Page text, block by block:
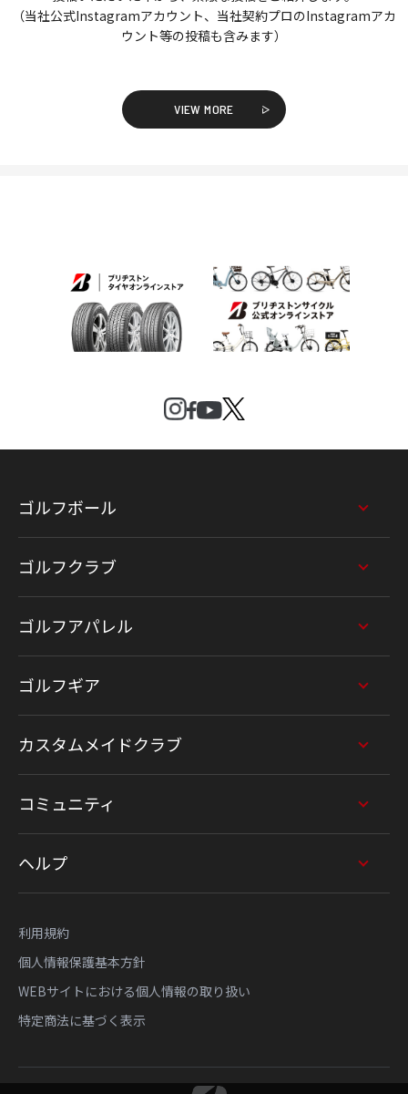
（当社公式Instagramアカウント、当社契約プロのInstagramアカ
ウント等の投稿も含みます）
VIEW MORE
ゴルフボール
ゴルフクラブ
ゴルフアパレル
ゴルフギア
カスタムメイドクラブ
コミュニティ
ヘルプ
利用規約
個人情報保護基本方針
WEBサイトにおける個人情報の取り扱い
特定商法に基づく表示